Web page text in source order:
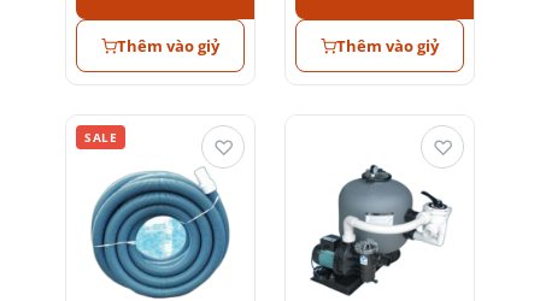
Thêm vào giỷ Thêm vào giỷ
SALE ♡ ♡